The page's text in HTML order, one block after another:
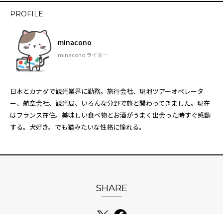
PROFILE
minacono
minacono ライター
日本とカナダで観光業界に勤務。旅行会社、現地ツアーオペレータ
ー、航空会社、観光局、いろんな分野で旅と関わってきました。現在
はフランス在住。美味しい食べ物とお酒がうまく出会った時すぐ感動
する。犬好き。でも猫みたいな性格に憧れる。
SHARE